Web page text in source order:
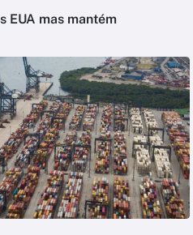
EUA mas mantém